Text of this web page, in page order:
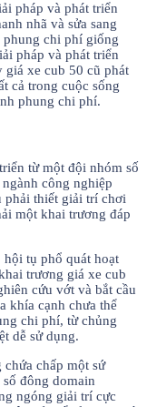
pháp và phát triển
nhã và sửa sang
chi phí giống
pháp và phát triển
giá xe cub 50 cũ phát
cả trong cuộc sống
phung chi phí.
từ một đội nhóm số
công nghiệp
phải thiết giải trí chơi
một khai trương đáp
tụ phổ quát hoạt
trương giá xe cub
cứu vớt và bắt cầu
khía cạnh chưa thể
chi phí, từ chủng
dễ sử dụng.
chấp một sứ
đông domain
ngóng giải trí cực